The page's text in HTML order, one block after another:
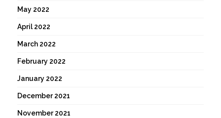
May 2022
April 2022
March 2022
February 2022
January 2022
December 2021
November 2021